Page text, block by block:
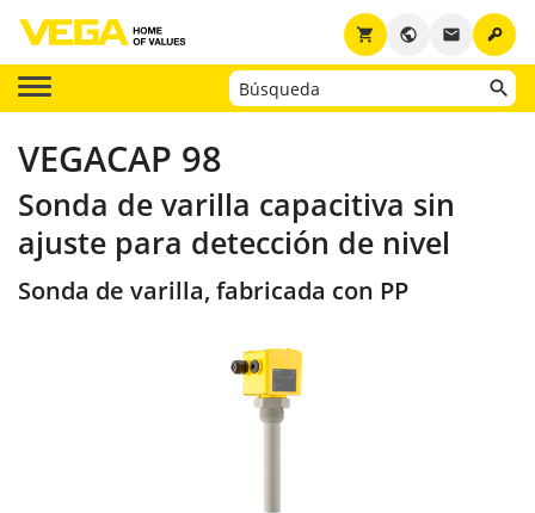
key
email
public
shopping_cart
VEGACAP 98
Sonda de varilla capacitiva sin
ajuste para detección de nivel
Sonda de varilla, fabricada con PP